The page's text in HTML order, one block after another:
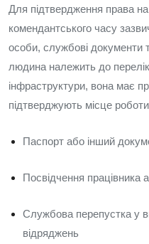
Для підтвердження права
комендантського часу
особи, службові документи
людина належить до
інфраструктури, вона має
підтверджують місце
Паспорт або інший
Посвідчення працівника
Службова перепустка у
відряджень